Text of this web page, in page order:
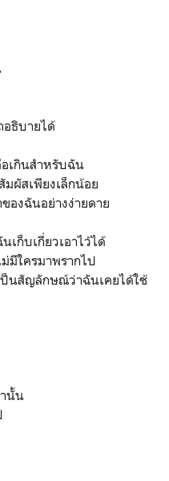
อธิบายได้
อเกินสำหรับฉัน
มผัสเพียงเล็กน้อย
องฉันอย่างง่ายดาย
เก็บเกี่ยวเอาไว้ได้
มีใครมาพรากไป
ป็นสัญลักษณ์ว่าฉันเคยได้ใช้
นั้น